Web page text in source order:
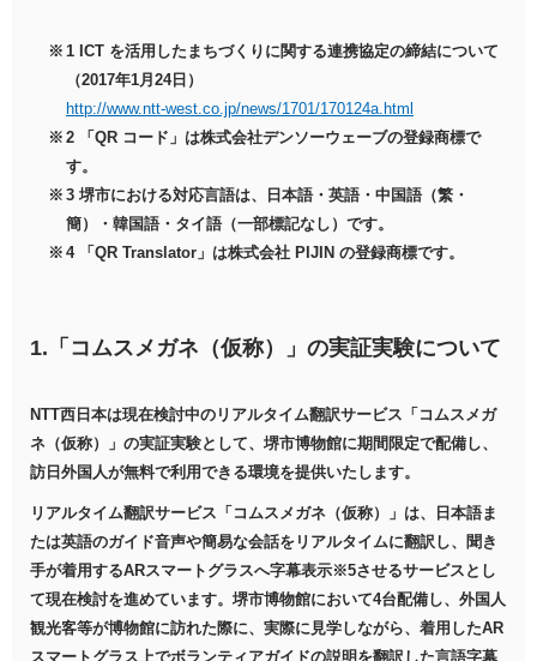
1 ICT を活用したまちづくりに関する連携協定の締結について
（2017年1月24日）
http://www.ntt-west.co.jp/news/1701/170124a.html
2 「QR コード」は株式会社デンソーウェーブの登録商標で
す。
3 堺市における対応言語は、日本語・英語・中国語（繁・
簡）・韓国語・タイ語（一部標記なし）です。
4 「QR Translator」は株式会社 PIJIN の登録商標です。
1.「コムスメガネ（仮称）」の実証実験について
NTT西日本は現在検討中のリアルタイム翻訳サービス「コムスメガ
ネ（仮称）」の実証実験として、堺市博物館に期間限定で配備し、
訪日外国人が無料で利用できる環境を提供いたします。
リアルタイム翻訳サービス「コムスメガネ（仮称）」は、日本語ま
たは英語のガイド音声や簡易な会話をリアルタイムに翻訳し、聞き
手が着用するARスマートグラスへ字幕表示※5させるサービスとし
て現在検討を進めています。堺市博物館において4台配備し、外国人
観光客等が博物館に訪れた際に、実際に見学しながら、着用したAR
スマートグラス上でボランティアガイドの説明を翻訳した言語字幕